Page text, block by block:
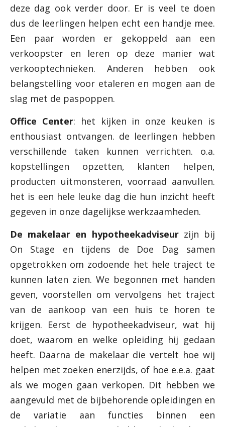
deze dag ook verder door. Er is veel te doen
dus de leerlingen helpen echt een handje mee.
Een paar worden er gekoppeld aan een
verkoopster en leren op deze manier wat
verkooptechnieken. Anderen hebben ook
belangstelling voor etaleren en mogen aan de
slag met de paspoppen.
Office Center: het kijken in onze keuken is
enthousiast ontvangen. de leerlingen hebben
verschillende taken kunnen verrichten. o.a.
kopstellingen opzetten, klanten helpen,
producten uitmonsteren, voorraad aanvullen.
het is een hele leuke dag die hun inzicht heeft
gegeven in onze dagelijkse werkzaamheden.
De makelaar en hypotheekadviseurzijn bij
On Stage en tijdens de Doe Dag samen
opgetrokken om zodoende het hele traject te
kunnen laten zien. We begonnen met handen
geven, voorstellen om vervolgens het traject
van de aankoop van een huis te horen te
krijgen. Eerst de hypotheekadviseur, wat hij
doet, waarom en welke opleiding hij gedaan
heeft. Daarna de makelaar die vertelt hoe wij
helpen met zoeken enerzijds, of hoe e.e.a. gaat
als we mogen gaan verkopen. Dit hebben we
aangevuld met de bijbehorende opleidingen en
de variatie aan functies binnen een